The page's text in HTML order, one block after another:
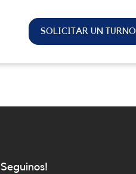
SOLICITAR UN TURNO
Seguinos!